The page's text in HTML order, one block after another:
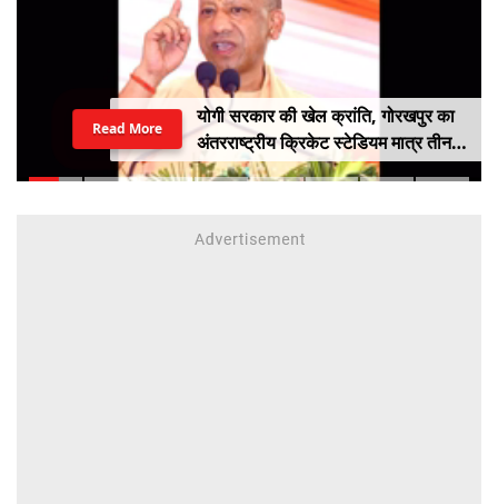
योगी सरकार की खेल क्रांति, गोरखपुर का
अंतरराष्ट्रीय क्रिकेट स्टेडियम मात्र तीन
महीने में लगभग 20% तैयार
Read More